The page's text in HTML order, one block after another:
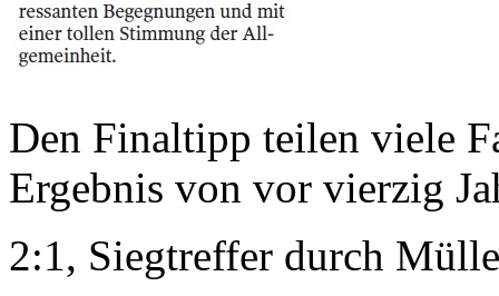
Den Finaltipp teilen viele
Ergebnis von vor vierzig
2:1, Siegtreffer durch